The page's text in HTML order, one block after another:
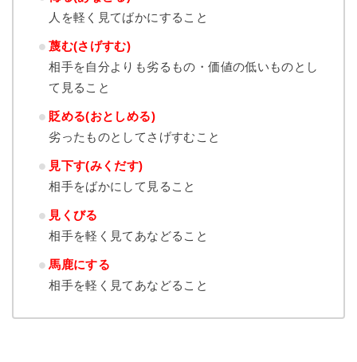
人を軽く見てばかにすること
蔑む(さげすむ)
相手を自分よりも劣るもの・価値の低いものとし
て見ること
貶める(おとしめる)
劣ったものとしてさげすむこと
見下す(みくだす)
相手をばかにして見ること
見くびる
相手を軽く見てあなどること
馬鹿にする
相手を軽く見てあなどること